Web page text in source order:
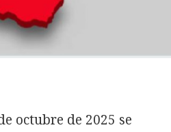
octubre de 2025 se